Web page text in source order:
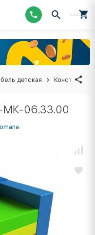
---
детская
06.33.00